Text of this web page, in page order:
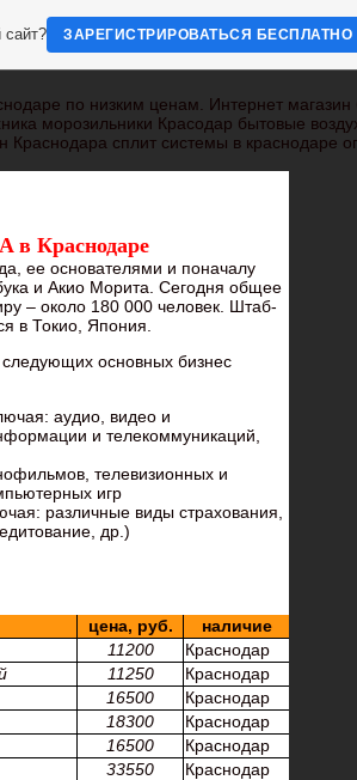
по низким ценам. Интернет
морозильники Красодар бытовые
сплит системы в краснодаре
в Краснодаре
ее основателями и поначалу
и Акио Морита. Сегодня общее
– около 180 000 человек. Штаб-
в Токио, Япония.
основных бизнес
аудио, видео и
и телекоммуникаций,
телевизионных и
игр
различные виды страхования,
др.)
цена, руб.
наличие
11200
Краснодар
11250
Краснодар
16500
Краснодар
18300
Краснодар
16500
Краснодар
33550
Краснодар
сайт? ЗАРЕГИСТРИРОВАТЬСЯ БЕСПЛАТНО